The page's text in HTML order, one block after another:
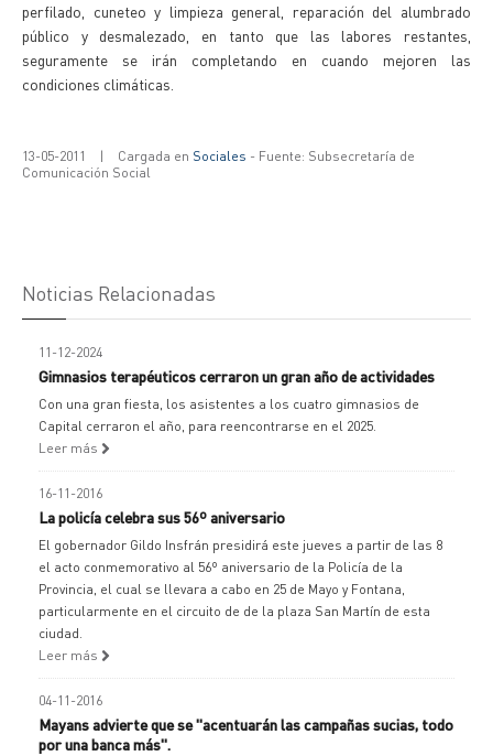
perfilado, cuneteo y limpieza general, reparación del alumbrado
público y desmalezado, en tanto que las labores restantes,
seguramente se irán completando en cuando mejoren las
condiciones climáticas.
13-05-2011 | Cargada en Sociales - Fuente: Subsecretaría de
Comunicación Social
Noticias Relacionadas
11-12-2024
Gimnasios terapéuticos cerraron un gran año de actividades
Con una gran fiesta, los asistentes a los cuatro gimnasios de
Capital cerraron el año, para reencontrarse en el 2025.
Leer más
16-11-2016
La policía celebra sus 56º aniversario
El gobernador Gildo Insfrán presidirá este jueves a partir de las 8
el acto conmemorativo al 56º aniversario de la Policía de la
Provincia, el cual se llevara a cabo en 25 de Mayo y Fontana,
particularmente en el circuito de de la plaza San Martín de esta
ciudad.
Leer más
04-11-2016
Mayans advierte que se "acentuarán las campañas sucias, todo
por una banca más".